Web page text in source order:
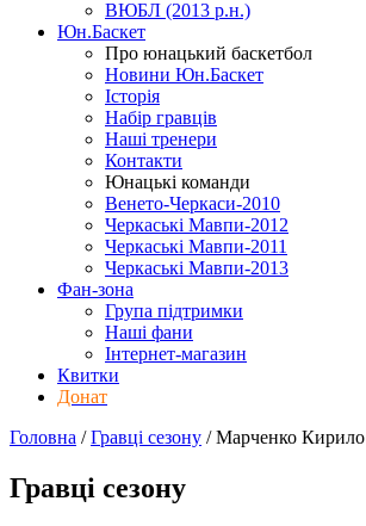
ВЮБЛ (2013 р.н.)
Юн.Баскет
Про юнацький баскетбол
Новини Юн.Баскет
Історія
Набір гравців
Наші тренери
Контакти
Юнацькі команди
Венето-Черкаси-2010
Черкаські Мавпи-2012
Черкаські Мавпи-2011
Черкаські Мавпи-2013
Фан-зона
Група підтримки
Наші фани
Інтернет-магазин
Квитки
Донат
Головна /Гравці сезону /Марченко Кирило
Гравці сезону